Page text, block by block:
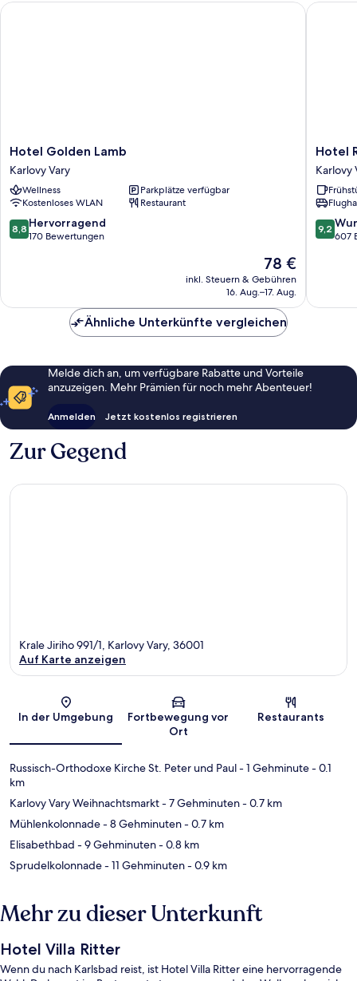
Hotel
Golden
Lamb
Karlovy
Vary
Hotel Golden Lamb
Karlovy Vary
Wellness
Parkplätze verfügbar
Kostenloses WLAN
Restaurant
8.8
von
8,8 Hervorragend
170 Bewertungen
Der
Preis
beträgt
78 €
inkl. Steuern & Gebühren
16. Aug.–17. Aug.
Hotel Golden Lamb
Hotel
Karlovy
Vary
Hotel
Karlovy
9.2
von
9,2
607
Hotel
Ähnliche Unterkünfte vergleichen
Melde dich an, um verfügbare Rabatte und Vorteile
anzuzeigen. Mehr Prämien für noch mehr Abenteuer!
Anmelden Jetzt kostenlos registrieren
Zur Gegend
Karte
Krale Jiriho 991/1, Karlovy Vary, 36001
Auf Karte anzeigen
In der Umgebung
Fortbewegung vor
Ort
Restaurants
Russisch-Orthodoxe Kirche St. Peter und Paul- 1 Gehminute- 0.1
km
Karlovy Vary Weihnachtsmarkt- 7 Gehminuten- 0.7 km
Mühlenkolonnade- 8 Gehminuten- 0.7 km
Elisabethbad - 9 Gehminuten- 0.8 km
Sprudelkolonnade- 11 Gehminuten- 0.9 km
Mehr zu dieser Unterkunft
Hotel Villa Ritter
Wenn du nach Karlsbad reist, ist Hotel Villa Ritter eine hervorragende